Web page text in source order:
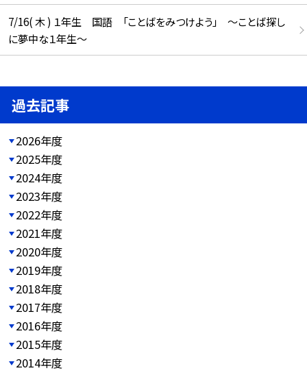
7/16( 木 ) １年生 国語 「ことばをみつけよう」 ～ことば探し
に夢中な１年生～
過去記事
2026年度
2025年度
2024年度
2023年度
2022年度
2021年度
2020年度
2019年度
2018年度
2017年度
2016年度
2015年度
2014年度